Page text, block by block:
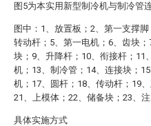
图5为本实用新型制冷机与制冷管
图中：1、放置板；2、第一支撑脚
转动杆；5、第一电机；6、齿块
块；9、升降杆；10、衔接杆；11
机；13、制冷管；14、连接块；
机；17、圆杆；18、传动杆；19
21、上模体；22、储备块；23、注
具体实施方式